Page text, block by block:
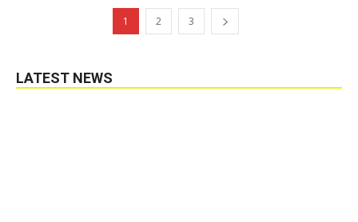
1 2 3
LATEST NEWS